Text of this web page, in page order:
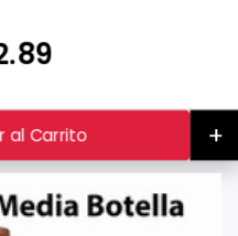
de 18 años.
al Carrito +